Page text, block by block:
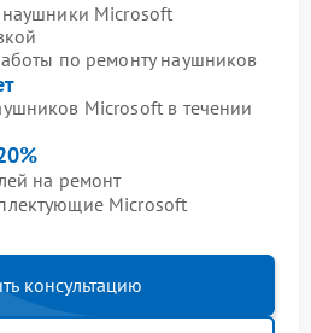
Microsoft
по ремонту наушников
Microsoft в течении
на ремонт
Microsoft
консультацию